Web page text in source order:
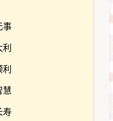
事
慧
寿